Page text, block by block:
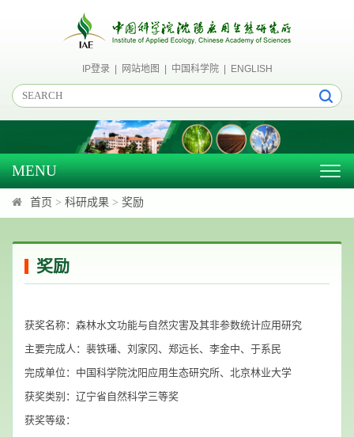
IP登录| 网站地图 中国科学院| ENGLISH
MENU
首页 > 科研成果 > 奖励
奖励
获奖名称：森林水文功能与自然灾害及其非参数统计应用研究
主要完成人：裴铁璠、刘家冈、郑远长、李金中、于系民
完成单位：中国科学院沈阳应用生态研究所、北京林业大学
获奖类别：辽宁省自然科学三等奖
获奖等级：